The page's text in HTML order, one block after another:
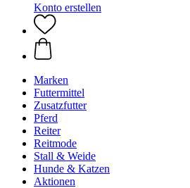
Konto erstellen
Marken
Futtermittel
Zusatzfutter
Pferd
Reiter
Reitmode
Stall & Weide
Hunde & Katzen
Aktionen